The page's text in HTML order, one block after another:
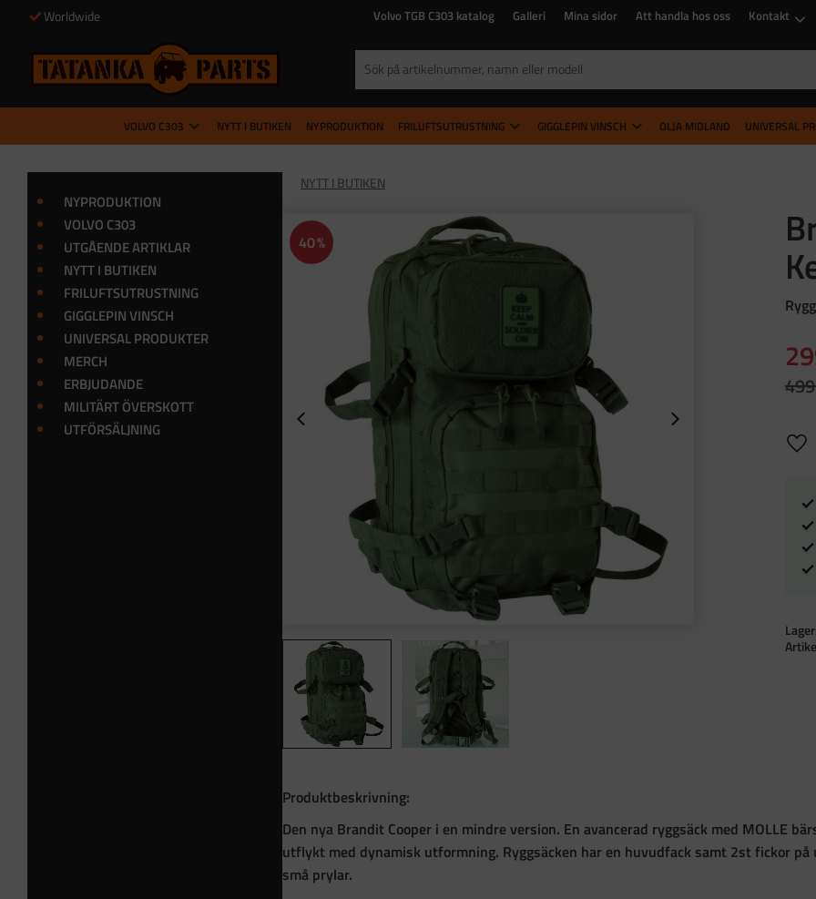
Worldwide Volvo TGB C303 katalog Galleri Mina sidor Att handla hos oss Kontakt
VOLVO C303 NYTT I BUTIKEN NYPRODUKTION FRILUFTSUTRUSTNING GIGGLEPIN VINSCH OLJA MIDLAND UNIVERSAL
NYTT I BUTIKEN
40%
499
Produktbeskrivning:
Den nya Brandit Cooper i en mindre version. En avancerad ryggsäck med MOLLE
utflykt med dynamisk utformning. Ryggsäcken har en huvudfack samt 2st fickor
små prylar.
NYPRODUKTION
VOLVO C303
UTGÅENDE ARTIKLAR
NYTT I BUTIKEN
FRILUFTSUTRUSTNING
GIGGLEPIN VINSCH
UNIVERSAL PRODUKTER
MERCH
ERBJUDANDE
MILITÄRT ÖVERSKOTT
UTFÖRSÄLJNING